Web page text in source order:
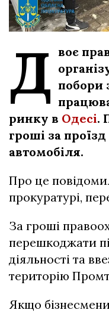
Д воє
побори
ринку в Одесі.
гроші за
автомобіля.
Про це
прокуратурі,
За гроші
перешкоджати
діяльності та
територію
Якщо